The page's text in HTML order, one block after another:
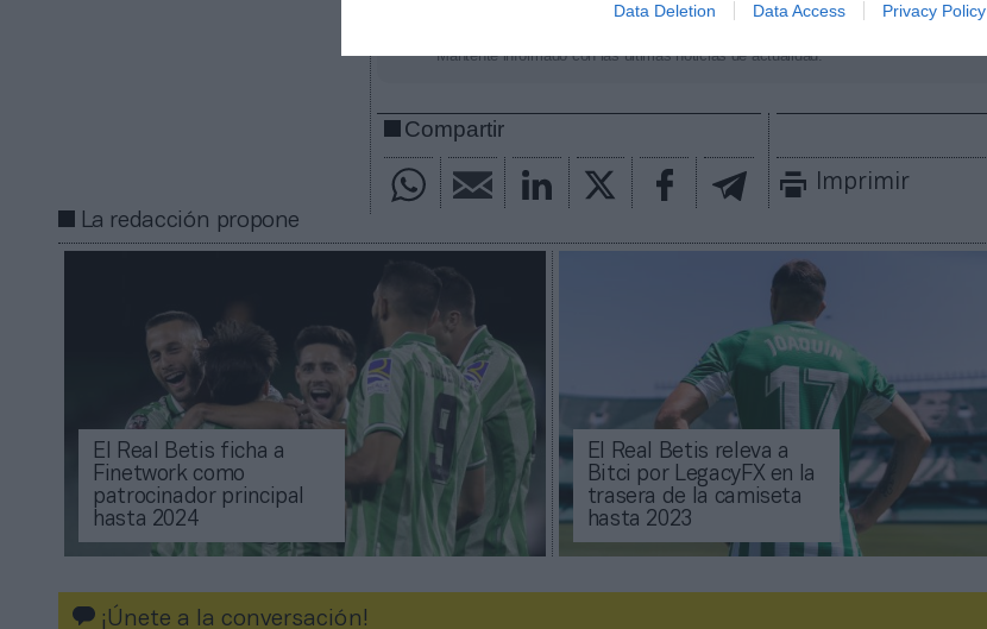
Data Deletion Data Access Privacy Policy
como fuente preferida de Google de forma
Mantente informado con las últimas noticias de actualidad.
Compartir
Imprimir
La redacción propone
El Real Betis ficha a
Finetwork como
patrocinador principal
hasta 2024
El Real Betis releva a
Bitci por LegacyFX en la
trasera de la camiseta
hasta 2023
¡Únete a la conversación!